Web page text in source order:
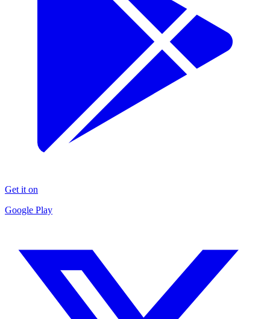
Get it on
Google Play